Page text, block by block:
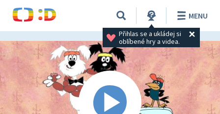
Přihlas se a ukládej si
oblíbené hry a videa.
MENU